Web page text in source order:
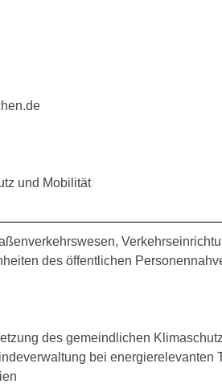
und Mobilität
des öffentlichen
des gemeindlichen
bei